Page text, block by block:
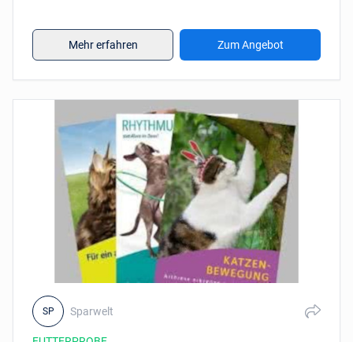
treuen Begleiter.
Mehr erfahren Zum Angebot
SP Sparwelt